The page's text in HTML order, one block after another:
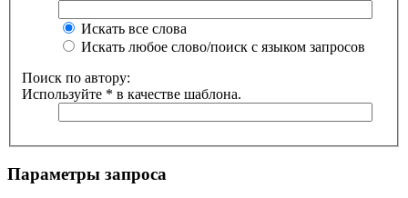
Искать все слова
Искать любое слово/поиск с языком запросов
Поиск по автору:
Используйте * в качестве шаблона.
Параметры запроса